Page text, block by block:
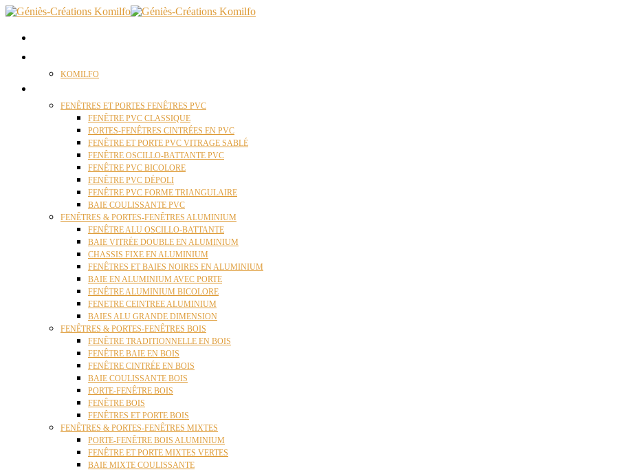
KOMILFO
FENÊTRES ET PORTES FENÊTRES PVC
FENÊTRE PVC CLASSIQUE
PORTES-FENÊTRES CINTRÉES EN PVC
FENÊTRE ET PORTE PVC VITRAGE SABLÉ
FENÊTRE OSCILLO-BATTANTE PVC
FENÊTRE PVC BICOLORE
FENÊTRE PVC DÉPOLI
FENÊTRE PVC FORME TRIANGULAIRE
BAIE COULISSANTE PVC
FENÊTRES & PORTES-FENÊTRES ALUMINIUM
FENÊTRE ALU OSCILLO-BATTANTE
BAIE VITRÉE DOUBLE EN ALUMINIUM
CHASSIS FIXE EN ALUMINIUM
FENÊTRES ET BAIES NOIRES EN ALUMINIUM
BAIE EN ALUMINIUM AVEC PORTE
FENÊTRE ALUMINIUM BICOLORE
FENETRE CEINTREE ALUMINIUM
BAIES ALU GRANDE DIMENSION
FENÊTRES & PORTES-FENÊTRES BOIS
FENÊTRE TRADITIONNELLE EN BOIS
FENÊTRE BAIE EN BOIS
FENÊTRE CINTRÉE EN BOIS
BAIE COULISSANTE BOIS
PORTE-FENÊTRE BOIS
FENÊTRE BOIS
FENÊTRES ET PORTE BOIS
FENÊTRES & PORTES-FENÊTRES MIXTES
PORTE-FENÊTRE BOIS ALUMINIUM
FENÊTRE ET PORTE MIXTES VERTES
BAIE MIXTE COULISSANTE